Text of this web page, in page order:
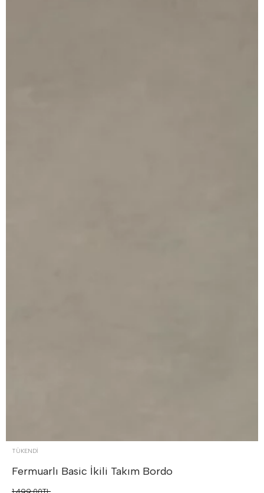
TÜKENDI
Fermuarlı Basic İkili Takım Bordo